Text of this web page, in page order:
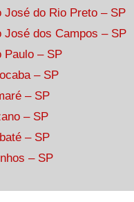
José do Rio Preto – SP
José dos Campos – SP
Paulo – SP
– SP
– SP
– SP
– SP
– SP